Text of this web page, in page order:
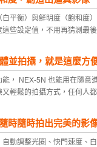
平衡）與鮮明度（飽和度
些設定值，不用再猜測最
並拍攝，就是這麼方
， NEX-5N 也能用在隨
輕鬆的拍攝方式，任何人
時隨時拍出完美的影
動調整光圈、快門速度、